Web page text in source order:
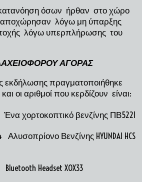
όσων ήρθαν στο χώρο
αποχώρησαν λόγω μη ύπαρξης
λόγω υπερπλήρωσης του
ΑΓΟΡΑΣ
εκδήλωσης πραγματοποιήθηκε
οι αριθμοί που κερδίζουν είναι:
χορτοκοπτικό βενζίνης ΠΒ5221
Βενζίνης HYUNDAI HCS
Headset XOX33